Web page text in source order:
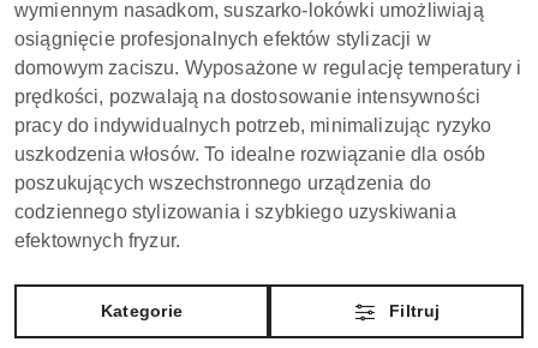
wymiennym nasadkom, suszarko-lokówki umożliwiają
osiągnięcie profesjonalnych efektów stylizacji w
domowym zaciszu. Wyposażone w regulację temperatury i
prędkości, pozwalają na dostosowanie intensywności
pracy do indywidualnych potrzeb, minimalizując ryzyko
uszkodzenia włosów. To idealne rozwiązanie dla osób
poszukujących wszechstronnego urządzenia do
codziennego stylizowania i szybkiego uzyskiwania
efektownych fryzur.
Kategorie Filtruj